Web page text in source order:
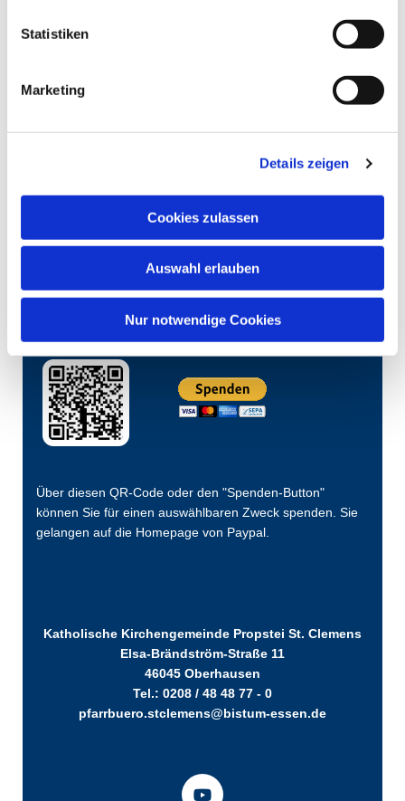
Statistiken
Marketing
Details zeigen
Cookies zulassen
Auswahl erlauben
Nur notwendige Cookies
Über diesen QR-Code oder den "Spenden-Button"
können Sie für einen auswählbaren Zweck spenden. Sie
gelangen auf die Homepage von Paypal.
Katholische Kirchengemeinde Propstei St. Clemens
Elsa-Brändström-Straße 11
46045 Oberhausen
Tel.: 0208 / 48 48 77 - 0
pfarrbuero.stclemens@bistum-essen.de